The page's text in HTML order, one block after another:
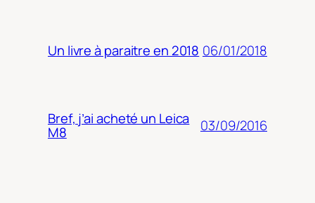
Un livre à paraitre en 2018 06/01/2018
Bref, j’ai acheté un Leica
M8 03/09/2016